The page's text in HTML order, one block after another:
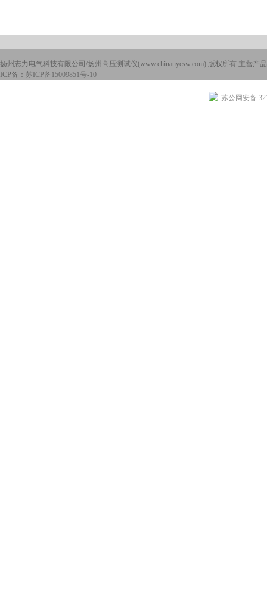
扬州志力电气科技有限公司/扬州高压测试仪(www.chinanycsw.com) 版权所有 主营产
ICP备： 苏ICP备15009851号-10
苏公网安备